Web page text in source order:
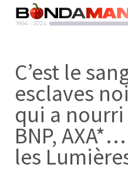
C’est le
esclaves
qui a nourri
BNP,
les